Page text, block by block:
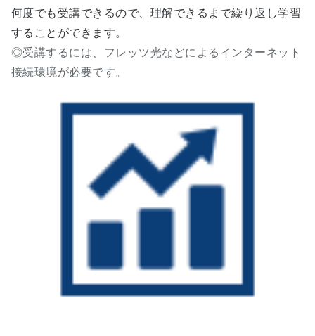
何度でも受講できるので、理解できるまで繰り返し学習
することができます。
◎受講するには、フレッツ光などによるインターネット
接続環境が必要です。